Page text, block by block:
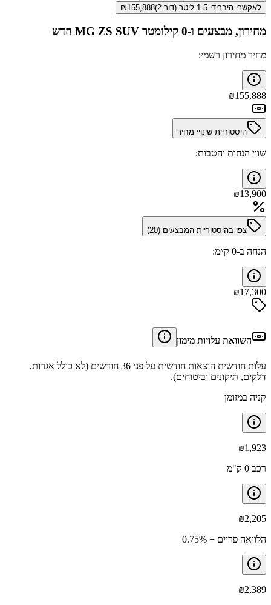
לאקשרי היברידי 1.5 ליטר (דור 2)
₪155,888
מחירון, מבצעים ו-0 קילומטר MG ZS SUV חדש
מחיר מחירון רשמי:
₪155,888
היסטוריית שינויי מחיר
שווי הנחות והטבות:
₪13,900
צפו בהיסטוריית המבצעים (20
)
הנחה ב-0 ק״מ:
₪17,300
השוואת עלויות מימון
עלות חודשית הוצאות חודשית על פני 36 חודשים (לא כולל אגרות,
דלקים, תיקונים וביטוחים).
קניה במזומן
₪1,923
רכב 0 ק"מ
₪2,205
הלוואה פריים + 0.75%
₪2,389